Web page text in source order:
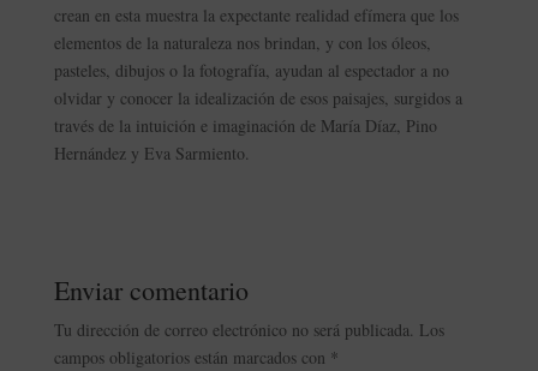
crean en esta muestra la expectante realidad efímera que los
elementos de la naturaleza nos brindan, y con los óleos,
pasteles, dibujos o la fotografía, ayudan al espectador a no
olvidar y conocer la idealización de esos paisajes, surgidos a
través de la intuición e imaginación de María Díaz, Pino
Hernández y Eva Sarmiento.
Enviar comentario
Tu dirección de correo electrónico no será publicada. Los
campos obligatorios están marcados con *